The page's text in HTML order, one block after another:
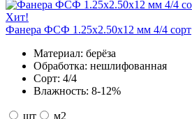
Хит!
Фанера ФСФ 1.25х2.50х12 мм 4/4 сорт
Материал: берёза
Обработка: нешлифованная
Сорт: 4/4
Влажность: 8-12%
шт
м2